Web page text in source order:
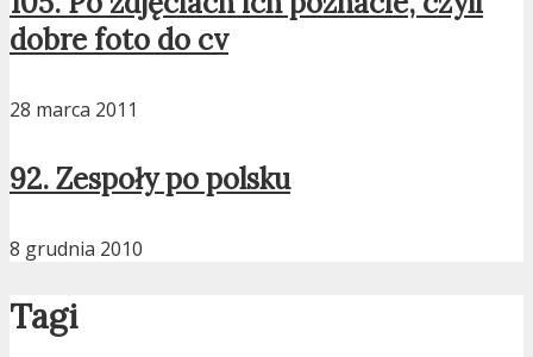
dobre foto do cv
28 marca 2011
92. Zespoły po polsku
8 grudnia 2010
Tagi